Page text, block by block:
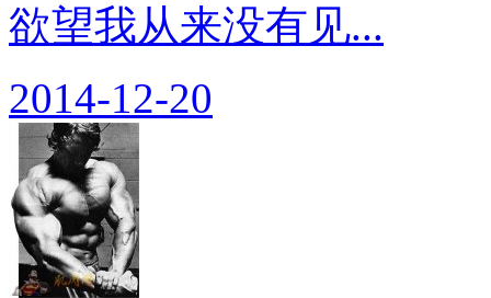
欲望我从来没有见...
2014-12-20